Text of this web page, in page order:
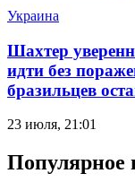
Украина
Шахтер
идти без
бразильцев
23 июля, 21:01
Популярное